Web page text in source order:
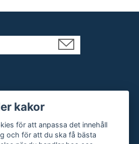
kakor
för att anpassa det innehåll
och för att du ska få bästa